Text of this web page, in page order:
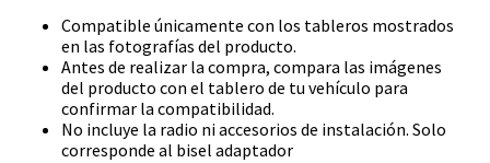
Compatible únicamente con los tableros mostrados
en las fotografías del producto.
Antes de realizar la compra, compara las imágenes
del producto con el tablero de tu vehículo para
confirmar la compatibilidad.
No incluye la radio ni accesorios de instalación. Solo
corresponde al bisel adaptador